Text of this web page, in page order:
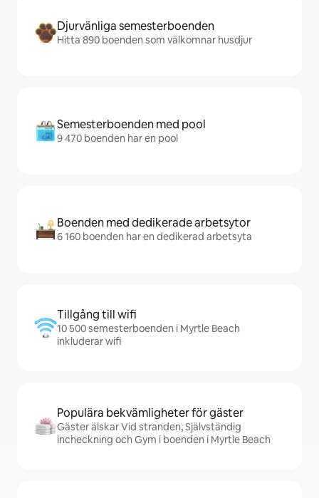
Djurvänliga semesterboenden
Hitta 890 boenden som välkomnar husdjur
Semesterboenden med pool
9 470 boenden har en pool
Boenden med dedikerade arbetsytor
6 160 boenden har en dedikerad arbetsyta
Tillgång till wifi
10 500 semesterboenden i Myrtle Beach
inkluderar wifi
Populära bekvämligheter för gäster
Gäster älskar Vid stranden, Självständig
incheckning och Gym i boenden i Myrtle Beach